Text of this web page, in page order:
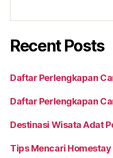
Recent Posts
Daftar Perlengkapan
Daftar Perlengkapan
Destinasi Wisata Adat
Tips Mencari